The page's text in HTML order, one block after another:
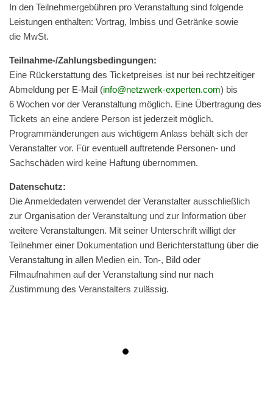
In den Teil­nehmerge­bühren pro Ver­anstal­tung sind fol­gende
Leis­tun­gen enthal­ten: Vor­trag, Imbiss und Getränke sowie
die MwSt.
Teil­nahme-/Zahlungs­be­din­gun­gen:
Eine Rück­er­stat­tung des Tick­et­preis­es ist nur bei rechtzeit­iger
Abmel­dung per E‑Mail (info@netzwerk-experten.com) bis
6 Wochen vor der Ver­anstal­tung möglich. Eine Über­tra­gung des
Tick­ets an eine andere Per­son ist jed­erzeit möglich.
Pro­gram­män­derun­gen aus wichtigem Anlass behält sich der
Ver­anstal­ter vor. Für eventuell auftre­tende Per­so­n­en- und
Sach­schä­den wird keine Haf­tung übernommen.
Daten­schutz:
Die Anmel­de­da­ten ver­wen­det der Ver­an­stal­ter aus­schließ­lich
zur Orga­ni­sa­ti­on der Ver­an­stal­tung und zur Infor­ma­ti­on über
wei­te­re Ver­an­stal­tun­gen. Mit sei­ner Unter­schrift wil­ligt der
Teil­neh­mer ein­er Doku­men­ta­ti­on und Bericht­erstat­tung über die
Ver­an­stal­tung in allen Medi­en ein. Ton‑, Bild oder
Film­auf­nah­men auf der Ver­an­stal­tung sind nur nach
Zustim­mung des Ver­an­stal­ters zulässig.